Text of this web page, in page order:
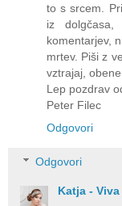
to s srcem.
iz
komentarjev,
mrtev. Piši z
vztrajaj,
Lep pozdrav
Peter Filec
Odgovori
Odgovori
Katja -